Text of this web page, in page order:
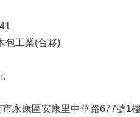
包工業(合夥)
市永康區安康里中華路677號1